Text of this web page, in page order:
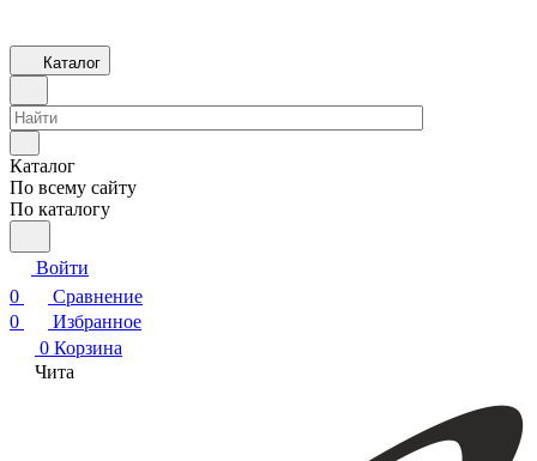
Каталог
Каталог
По всему сайту
По каталогу
Войти
0
Сравнение
0
Избранное
0 Корзина
Чита